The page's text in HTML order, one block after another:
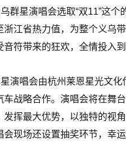
群星演唱会选取“双11”这
浙江省热力值，为整个义乌
符带来的狂欢，全情投入
星演唱会由杭州莱恩星光文
车战略合作。演唱会将在舞
发挥最大优势，以独特的视
会现场还设置抽奖环节，幸